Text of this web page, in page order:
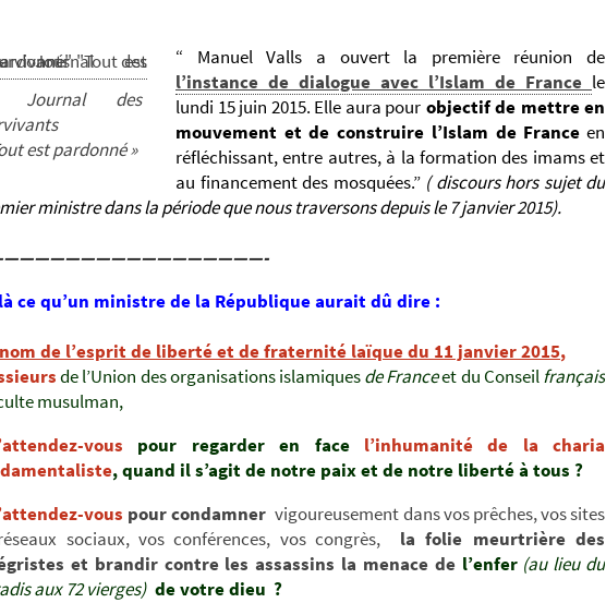
Journal des
est pardonné »
“
Manuel Valls a ouvert la première réunion de
l’instance de dialogue avec l’Islam de France le
lundi 15 juin 2015. Elle aura pour objectif de mettre en
mouvement et de construire l’Islam de France en
réfléchissant, entre autres, à la formation des imams et
au financement des mosquées.” ( discours hors sujet du
ministre dans la période que nous traversons depuis le 7 janvier 2015).
ce qu’un ministre de la République aurait dû dire :
de l’esprit de liberté et de fraternité laïque du 11 janvier 2015,
de l’Union des organisations islamiquesde Franceet du Conseilfrançais
musulman,
vous pour regarder en face l’inhumanité
de la charia
, quand il s’agit de notre paix et de notre liberté à tous ?
vous pour condamnervigoureusement dans vos prêches, vos sites
sociaux, vos conférences, vos congrès,
la folie meurtrière des
et brandir contre les assassins la menace de l’enfer(au lieu du
aux 72 vierges)de votre dieu ?